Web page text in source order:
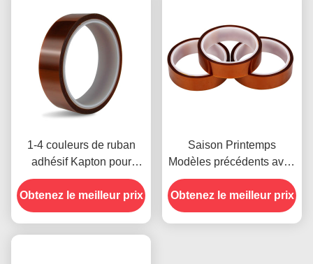
1-4 couleurs de ruban
adhésif Kapton pour
l'impression sur le devant
Obtenez le meilleur prix
Saison Printemps
Modèles précédents avec
résistance à l'humidité et
résistance au pelage de
2,5 N/25 mm
Obtenez le meilleur prix